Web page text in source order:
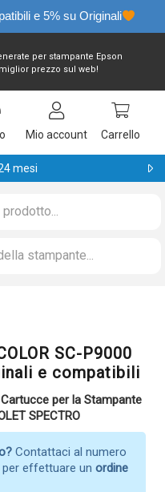
e 5% su Originali
per stampante Epson
miglior prezzo sul web!
Mio account Carrello
mesi
SC-P9000
e compatibili
Cartucce per la Stampante
SPECTRO
Contattaci al numero
per effettuare un ordine